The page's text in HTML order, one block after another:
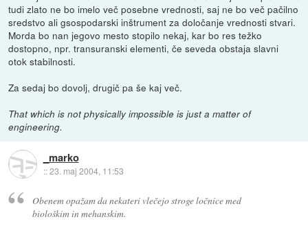
tudi zlato ne bo imelo več posebne vrednosti, saj ne bo več pačilno
sredstvo ali gsospodarski inštrument za določanje vrednosti stvari.
Morda bo nan jegovo mesto stopilo nekaj, kar bo res težko
dostopno, npr. transuranski elementi, če seveda obstaja slavni
otok stabilnosti.
Za sedaj bo dovolj, drugič pa še kaj več.
That which is not physically impossible is just a matter of
engineering.
_marko
::23. maj 2004, 11:53
Obenem opažam da nekateri vlečejo stroge ločnice med
biološkim in mehanskim.